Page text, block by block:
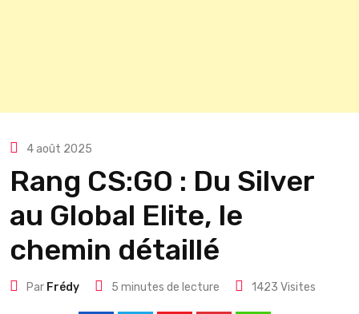
4 août 2025
Rang CS:GO : Du Silver
au Global Elite, le
chemin détaillé
Par Frédy 5 minutes de lecture 1423 Visites